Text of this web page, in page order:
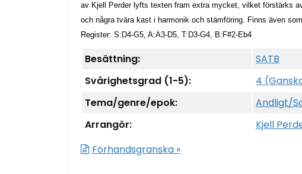
av Kjell Perder lyfts texten fram extra mycket, vilket förstärks
och några tvära kast i harmonik och stämföring. Finns även som
Register: S:D4-G5, A:A3-D5, T:D3-G4, B:F#2-Eb4
Besättning:
SATB
Svårighetsgrad (1-5):
4
Tema/genre/epok:
Andligt/
Arrangör:
Kjell
Förhandsgranska »